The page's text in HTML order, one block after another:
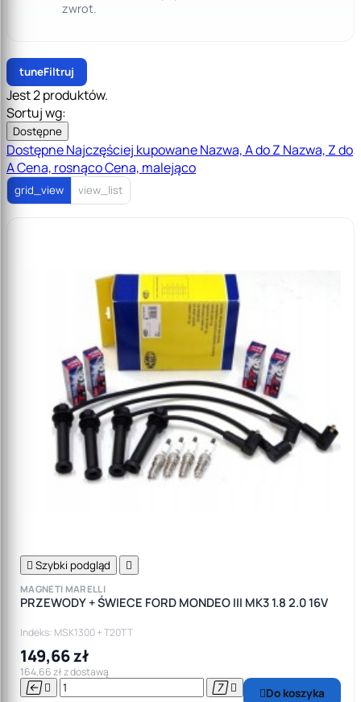
zwrot.
tuneFiltruj
Jest 2 produktów.
Sortuj wg:
Dostępne
DostępneNajczęściej kupowaneNazwa, A do Z Nazwa, Z do
ACena, rosnącoCena, malejąco
grid_view view_list
 Szybki podgląd 
MAGNETI MARELLI
PRZEWODY + ŚWIECE FORD MONDEO III MK3 1.8 2.0 16V
Indeks: MSK1300 + T20TT
149,66 zł
164,66 zł z dostawą
    Do koszyka